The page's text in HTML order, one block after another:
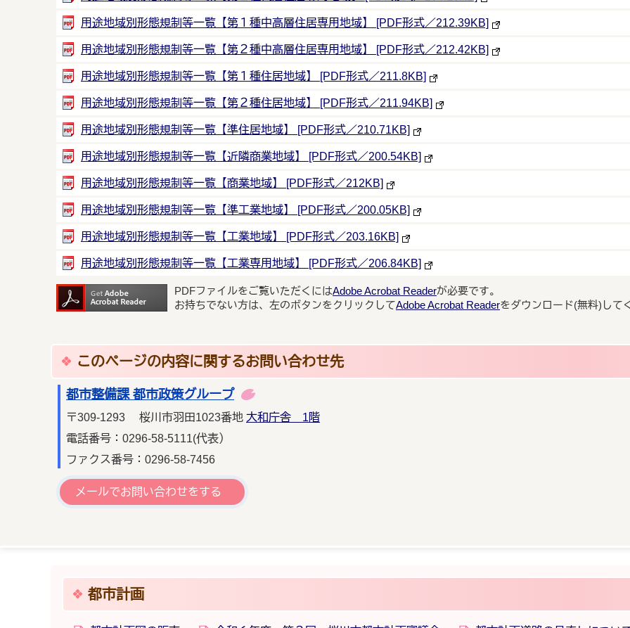
用途地域別形態規制等一覧【第１種中高層住居専用地域】 [PDF形式／212.39KB]
用途地域別形態規制等一覧【第２種中高層住居専用地域】 [PDF形式／212.42KB]
用途地域別形態規制等一覧【第１種住居地域】 [PDF形式／211.8KB]
用途地域別形態規制等一覧【第２種住居地域】 [PDF形式／211.94KB]
用途地域別形態規制等一覧【準住居地域】 [PDF形式／210.71KB]
用途地域別形態規制等一覧【近隣商業地域】 [PDF形式／200.54KB]
用途地域別形態規制等一覧【商業地域】 [PDF形式／212KB]
用途地域別形態規制等一覧【準工業地域】 [PDF形式／200.05KB]
用途地域別形態規制等一覧【工業地域】 [PDF形式／203.16KB]
用途地域別形態規制等一覧【工業専用地域】 [PDF形式／206.84KB]
PDFファイルをご覧いただくにはAdobe Acrobat Readerが必要です。
お持ちでない方は、左のボタンをクリックしてAdobe Acrobat Readerをダウンロード(無料)して
このページの内容に関するお問い合わせ先
都市整備課 都市政策グループ
〒309-1293 桜川市羽田1023番地 大和庁舎 1階
電話番号：0296-58-5111(代表）
ファクス番号：0296-58-7456
メールでお問い合わせをする
都市計画